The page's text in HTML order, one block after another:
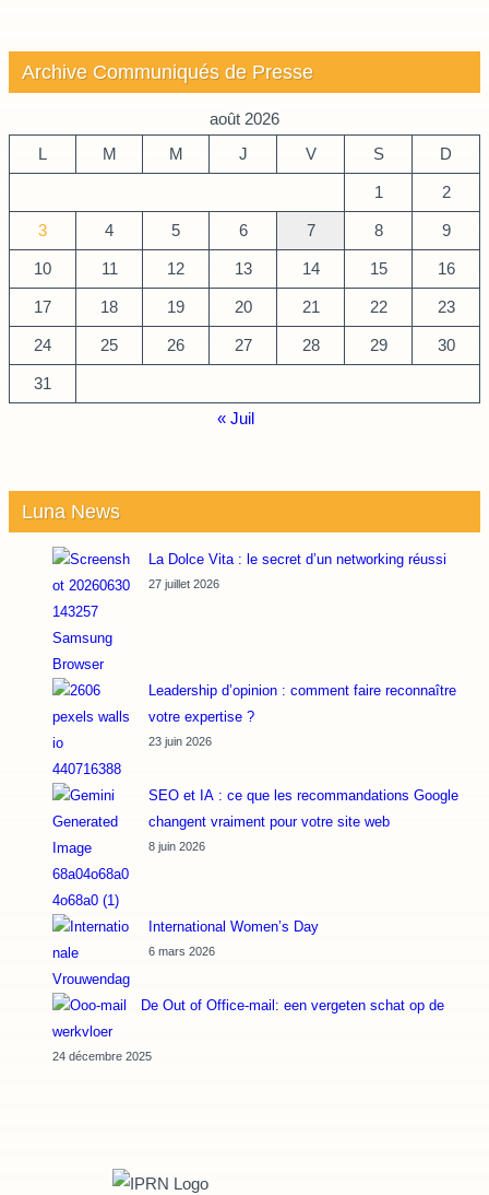
Archive Communiqués de Presse
août 2026
L
M M J V S D
1 2
3 4 5 6 7 8 9
10 11 12 13 14 15 16
17 18 19 20 21 22 23
24 25 26 27 28 29 30
31
« Juil
Luna News
La Dolce Vita : le secret d’un networking réussi
27 juillet 2026
Leadership d’opinion : comment faire reconnaître
votre expertise ?
23 juin 2026
SEO et IA : ce que les recommandations Google
changent vraiment pour votre site web
8 juin 2026
International Women’s Day
6 mars 2026
De Out of Office-mail: een vergeten schat op de
werkvloer
24 décembre 2025